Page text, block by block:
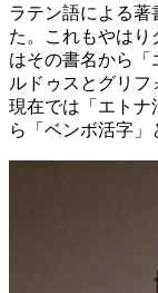
ラテン語による著
た。これもやは
はその書名から「
ルドゥスとグリ
現在では「エトナ
ら「ベンボ活字」